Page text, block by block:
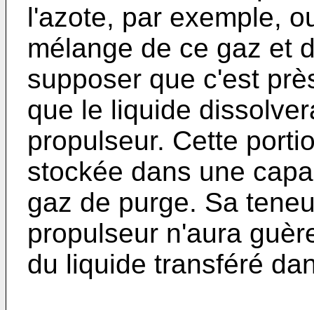
l'azote, par exemple,
mélange de ce gaz et
supposer que c'est
que le liquide
propulseur. Cette
stockée dans une
gaz de purge. Sa
propulseur n'aura
du liquide transféré